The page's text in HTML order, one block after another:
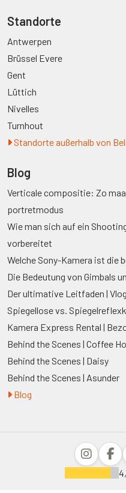
Standorte
Antwerpen
Brüssel Evere
Gent
Lüttich
Nivelles
Turnhout
Standorte außerhalb von
Blog
Verticale compositie: Zo
portretmodus
Wie man sich auf ein
vorbereitet
Welche Sony-Kamera ist die
Die Bedeutung von Gimbals
Der ultimative Leitfaden |
Spiegellose vs.
Kamera Express Rental |
Behind the Scenes | Coffee
Behind the Scenes | Daisy
Behind the Scenes | Asunder
Blog